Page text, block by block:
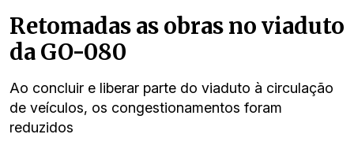
Retomadas as obras no viaduto
da GO-080
Ao concluir e liberar parte do viaduto à circulação
de veículos, os congestionamentos foram
reduzidos